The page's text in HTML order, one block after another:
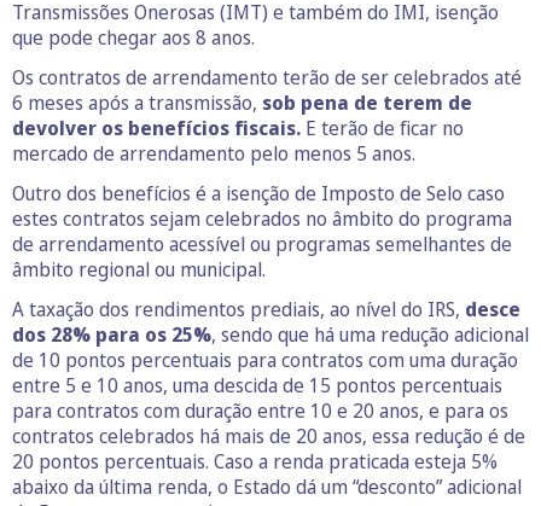
Transmissões Onerosas (IMT) e também do IMI, isenção
que pode chegar aos 8 anos.
Os contratos de arrendamento terão de ser celebrados até
6 meses após a transmissão, sob pena de terem de
devolver os benefícios fiscais. E terão de ficar no
mercado de arrendamento pelo menos 5 anos.
Outro dos benefícios é a isenção de Imposto de Selo caso
estes contratos sejam celebrados no âmbito do programa
de arrendamento acessível ou programas semelhantes de
âmbito regional ou municipal.
A taxação dos rendimentos prediais, ao nível do IRS, desce
dos 28% para os 25%, sendo que há uma redução adicional
de 10 pontos percentuais para contratos com uma duração
entre 5 e 10 anos, uma descida de 15 pontos percentuais
para contratos com duração entre 10 e 20 anos, e para os
contratos celebrados há mais de 20 anos, essa redução é de
20 pontos percentuais. Caso a renda praticada esteja 5%
abaixo da última renda, o Estado dá um “desconto” adicional